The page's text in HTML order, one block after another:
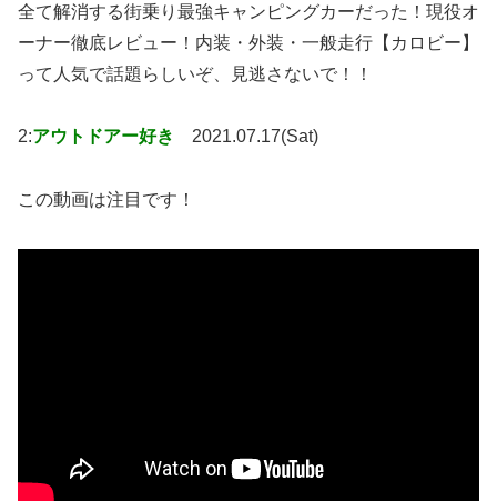
全て解消する街乗り最強キャンピングカーだった！現役オ
ーナー徹底レビュー！内装・外装・一般走行【カロビー】
って人気で話題らしいぞ、見逃さないで！！
2:アウトドアー好き 2021.07.17(Sat)
この動画は注目です！